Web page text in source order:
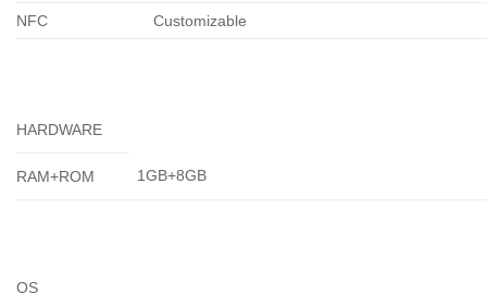
NFC Customizable
HARDWARE
RAM+ROM 1GB+8GB
OS